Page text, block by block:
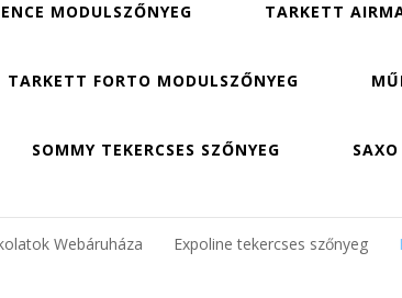
MODULSZŐNYEG TARKETT
TARKETT FORTO MODULSZŐNYEG
SOMMY TEKERCSES SZŐNYEG
Webáruháza Expoline tekercses szőnyeg